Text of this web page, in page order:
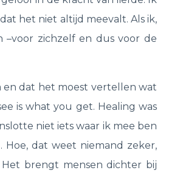
het niet altijd meevalt. Als ik,
zichzelf en dus voor de
dat het moest vertellen wat
is what you get. Healing was
niet iets waar ik mee ben
Hoe, dat weet niemand zeker,
brengt mensen dichter bij